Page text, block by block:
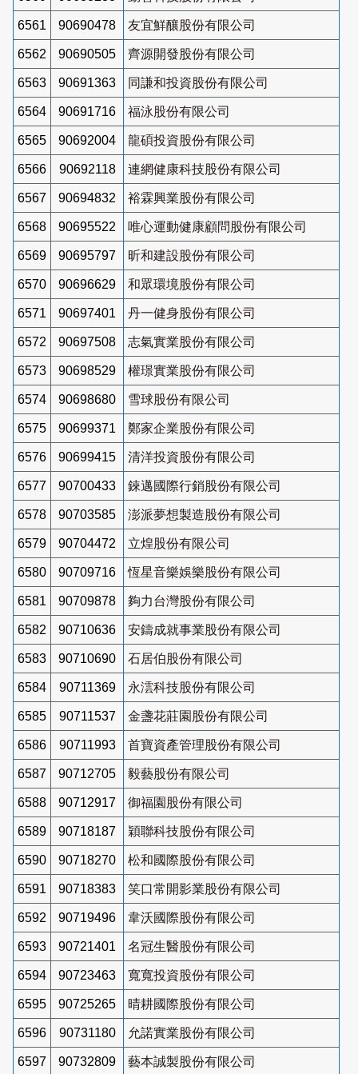
6561 90690478 友宜鮮釀股份有限公司
6562 90690505 齊源開發股份有限公司
6563 90691363 同謙和投資股份有限公司
6564 90691716 福泳股份有限公司
6565 90692004 龍碩投資股份有限公司
6566 90692118 連網健康科技股份有限公司
6567 90694832 裕霖興業股份有限公司
6568 90695522 唯心運動健康顧問股份有限公司
6569 90695797 昕和建設股份有限公司
6570 90696629 和眾環境股份有限公司
6571 90697401 丹一健身股份有限公司
6572 90697508 志氣實業股份有限公司
6573 90698529 權璟實業股份有限公司
6574 90698680 雪球股份有限公司
6575 90699371 鄭家企業股份有限公司
6576 90699415 清洋投資股份有限公司
6577 90700433 錸邁國際行銷股份有限公司
6578 90703585 澎派夢想製造股份有限公司
6579 90704472 立煌股份有限公司
6580 90709716 恆星音樂娛樂股份有限公司
6581 90709878 夠力台灣股份有限公司
6582 90710636 安鑄成就事業股份有限公司
6583 90710690 石居伯股份有限公司
6584 90711369 永澐科技股份有限公司
6585 90711537 金盞花莊園股份有限公司
6586 90711993 首寶資產管理股份有限公司
6587 90712705 毅藝股份有限公司
6588 90712917 御福園股份有限公司
6589 90718187 穎聯科技股份有限公司
6590 90718270 松和國際股份有限公司
6591 90718383 笑口常開影業股份有限公司
6592 90719496 韋沃國際股份有限公司
6593 90721401 名冠生醫股份有限公司
6594 90723463 寬寬投資股份有限公司
6595 90725265 晴耕國際股份有限公司
6596 90731180 允諾實業股份有限公司
6597 90732809 藝本誠製股份有限公司